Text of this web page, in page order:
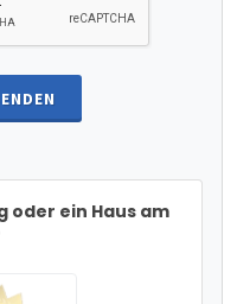
oder ein Haus am